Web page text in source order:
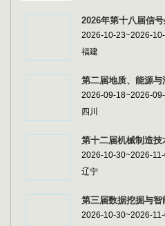
2026年第十八届信
2026-10-23~2026-
福建
第二届地质、能源
2026-09-18~2026-
四川
第十二届机械制造
2026-10-30~2026-
辽宁
第三届数据挖掘与
2026-10-30~2026-